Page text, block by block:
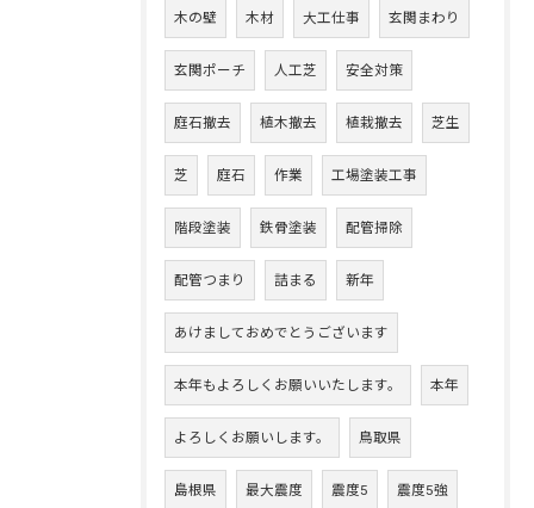
木の壁 木材 大工仕事 玄関まわり
玄関ポーチ 人工芝 安全対策
庭石撤去 植木撤去 植栽撤去 芝生
芝 庭石 作業 工場塗装工事
階段塗装 鉄骨塗装 配管掃除
配管つまり 詰まる 新年
あけましておめでとうございます
本年もよろしくお願いいたします。 本年
よろしくお願いします。 鳥取県
島根県 最大震度 震度5 震度5強